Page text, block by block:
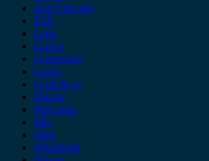
Jeep Chrysler
KIA
Lada
Lancia
Leapmotor
Lexus
Lynk & co
Mazda
Mercedes
MG
Mini
Mitsubishi